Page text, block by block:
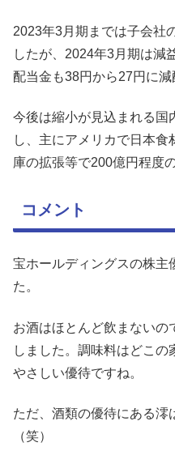
2023年3月期までは子会社
したが、2024年3月期は減
配当金も38円から27円に減
今後は縮小が見込まれる国
し、主にアメリカで日本
庫の拡張等で200億円程度
コメント
宝ホールディングスの株主
た。
お酒はほとんど飲まないの
しました。調味料はどこの
やさしい優待ですね。
ただ、酒類の優待にある澪
（笑）